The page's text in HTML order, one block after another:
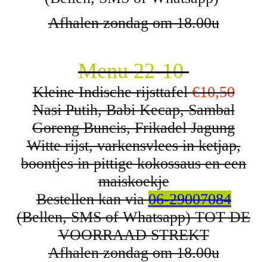
Afhalen zondag om 18.00u
Menu 22-10
Kleine Indische rijsttafel€10,50
Nasi Putih, Babi Kecap, Sambal
Goreng Buncis, Frikadel Jagung
Witte rijst, varkensvlees in ketjap,
boontjes in pittige kokossaus en een
maiskoekje
Bestellen kan via06-29007084
(Bellen, SMS of Whatsapp) TOT DE
VOORRAAD STREKT
Afhalen zondag om 18.00u